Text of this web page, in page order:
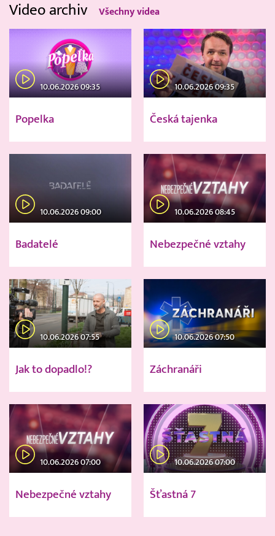
Video archiv Všechny videa
10.06.2026 09:35
Popelka
10.06.2026 09:35
Česká tajenka
10.06.2026 09:00
Badatelé
10.06.2026 08:45
Nebezpečné vztahy
10.06.2026 07:55
Jak to dopadlo!?
10.06.2026 07:50
Záchranáři
10.06.2026 07:00
Nebezpečné vztahy
10.06.2026 07:00
Šťastná 7